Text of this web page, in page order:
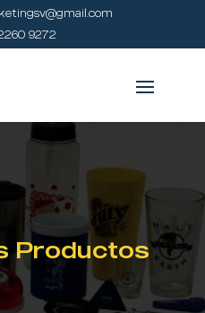
9272
Productos